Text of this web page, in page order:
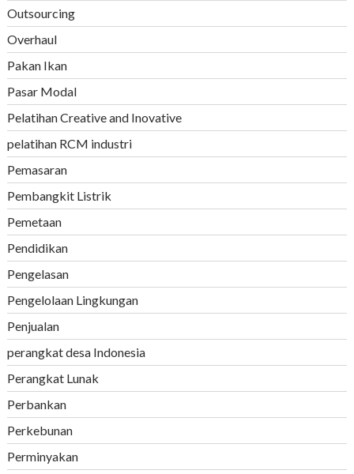
Outsourcing
Overhaul
Pakan Ikan
Pasar Modal
Pelatihan Creative and Inovative
pelatihan RCM industri
Pemasaran
Pembangkit Listrik
Pemetaan
Pendidikan
Pengelasan
Pengelolaan Lingkungan
Penjualan
perangkat desa Indonesia
Perangkat Lunak
Perbankan
Perkebunan
Perminyakan